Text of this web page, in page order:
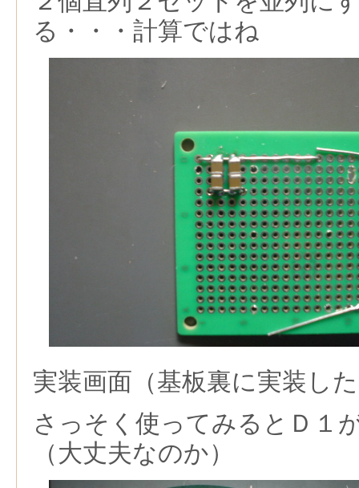
る・・・計算ではね
実装画面（基板裏に実装し
さっそく使ってみるとＤ１
（大丈夫なのか）